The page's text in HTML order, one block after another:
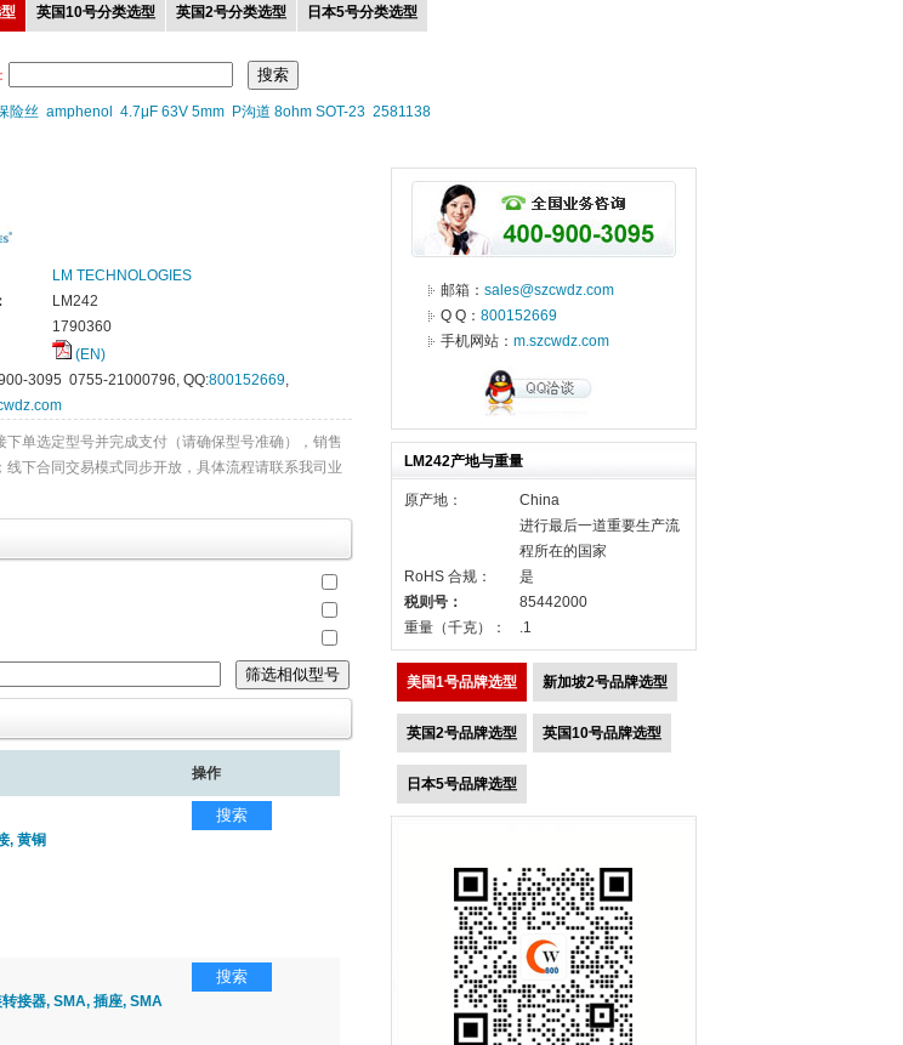
英国10号分类选型 英国2号分类选型 日本5号分类选型
险丝 amphenol 4.7μF 63V 5mm P沟道 8ohm SOT-23 2581138
LM TECHNOLOGIES
LM242
1790360
(EN)
3095 0755-21000796, QQ:800152669,
下单选定型号并完成支付（请确保型号准确），销售
线下合同交易模式同步开放，具体流程请联系我司业
操作
, 黄铜
搜索
接器, SMA, 插座, SMA
搜索
邮箱： sales@szcwdz.com
Q Q： 800152669
手机网站： m.szcwdz.com
LM242产地与重量
原产地：
China
进行最后一道重要生产流
程所在的国家
RoHS 合规：
是
税则号：
85442000
重量（千克）：
.1
美国1号品牌选型 新加坡2号品牌选型
英国2号品牌选型 英国10号品牌选型
日本5号品牌选型